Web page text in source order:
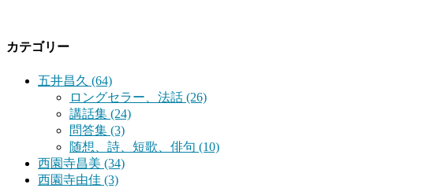
カテゴリー
五井昌久 (64)
ロングセラー、法話 (26)
講話集 (24)
問答集 (3)
随想、詩、短歌、俳句 (10)
西園寺昌美 (34)
西園寺由佳 (3)